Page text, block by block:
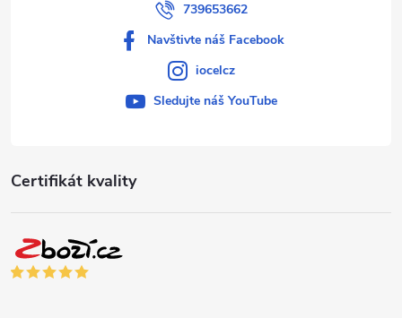
Certifikát kvality
739653662
Navštivte náš Facebook
iocelcz
Sledujte náš YouTube